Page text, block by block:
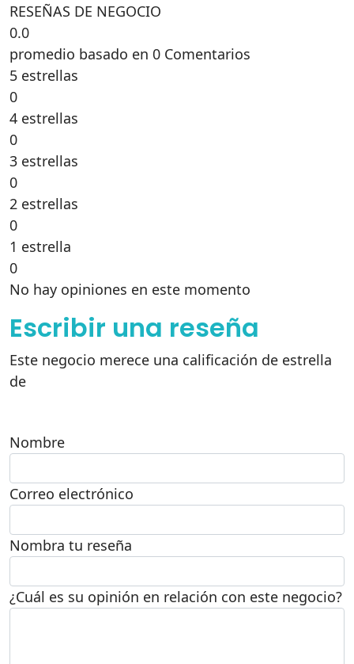
RESEÑAS DE NEGOCIO
0.0
promedio basado en 0 Comentarios
5 estrellas
0
4 estrellas
0
3 estrellas
0
2 estrellas
0
1 estrella
0
No hay opiniones en este momento
Escribir una reseña
Este negocio merece una calificación de estrella
de
Nombre
Correo electrónico
Nombra tu reseña
¿Cuál es su opinión en relación con este negocio?